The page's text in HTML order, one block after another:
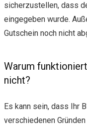
sicherzustellen, dass
eingegeben wurde.
Gutschein noch nicht
Warum
nicht?
Es kann sein, dass Ihr
verschiedenen